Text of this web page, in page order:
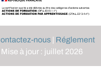
nous
Réglement
| Mise à jour : juillet 2026